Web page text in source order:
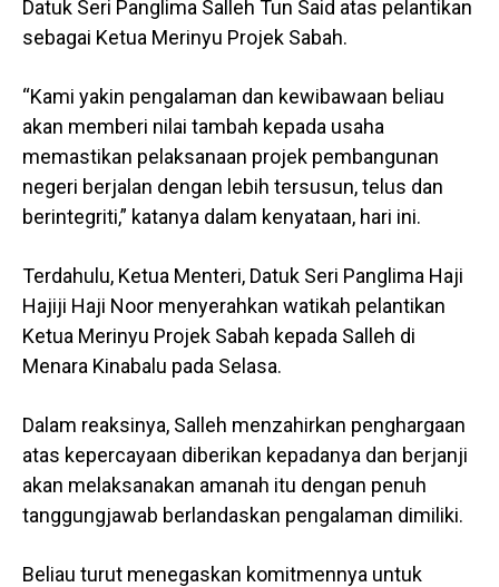
Datuk Seri Panglima Salleh Tun Said atas pelantikan
sebagai Ketua Merinyu Projek Sabah.
“Kami yakin pengalaman dan kewibawaan beliau
akan memberi nilai tambah kepada usaha
memastikan pelaksanaan projek pembangunan
negeri berjalan dengan lebih tersusun, telus dan
berintegriti,” katanya dalam kenyataan, hari ini.
Terdahulu, Ketua Menteri, Datuk Seri Panglima Haji
Hajiji Haji Noor menyerahkan watikah pelantikan
Ketua Merinyu Projek Sabah kepada Salleh di
Menara Kinabalu pada Selasa.
Dalam reaksinya, Salleh menzahirkan penghargaan
atas kepercayaan diberikan kepadanya dan berjanji
akan melaksanakan amanah itu dengan penuh
tanggungjawab berlandaskan pengalaman dimiliki.
Beliau turut menegaskan komitmennya untuk